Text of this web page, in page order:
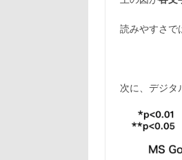
読みやすさで
次に、デジタ